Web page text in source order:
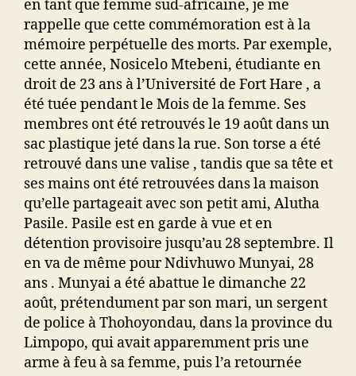
en tant que femme sud-africaine, je me
rappelle que cette commémoration est à la
mémoire perpétuelle des morts. Par exemple,
cette année, Nosicelo Mtebeni, étudiante en
droit de 23 ans à l’Université de Fort Hare , a
été tuée pendant le Mois de la femme. Ses
membres ont été retrouvés le 19 août dans un
sac plastique jeté dans la rue. Son torse a été
retrouvé dans une valise , tandis que sa tête et
ses mains ont été retrouvées dans la maison
qu’elle partageait avec son petit ami, Alutha
Pasile. Pasile est en garde à vue et en
détention provisoire jusqu’au 28 septembre. Il
en va de même pour Ndivhuwo Munyai, 28
ans . Munyai a été abattue le dimanche 22
août, prétendument par son mari, un sergent
de police à Thohoyondau, dans la province du
Limpopo, qui avait apparemment pris une
arme à feu à sa femme, puis l’a retournée